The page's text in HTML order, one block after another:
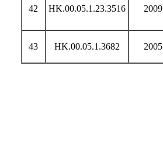
42 HK.00.05.1.23.3516 2009
43 HK.00.05.1.3682 2005